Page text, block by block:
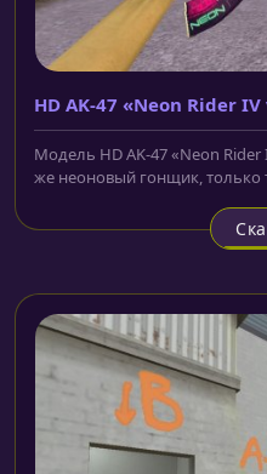
HD AK-47 «Neon Rider IV
Модель HD AK-47 «Neon Rider
же неоновый гонщик, только